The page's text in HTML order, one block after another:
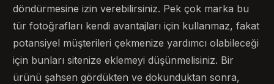
döndürmesine izin verebilirsiniz. Pek çok marka bu
tür fotoğrafları kendi avantajları için kullanmaz, fakat
potansiyel müşterileri çekmenize yardımcı olabileceği
için bunları sitenize eklemeyi düşünmelisiniz. Bir
ürünü şahsen gördükten ve dokunduktan sonra,